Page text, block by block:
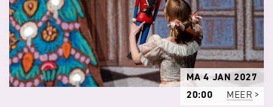
MA 4 JAN 2027
20:00
MEER